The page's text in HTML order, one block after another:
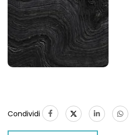
Condividi